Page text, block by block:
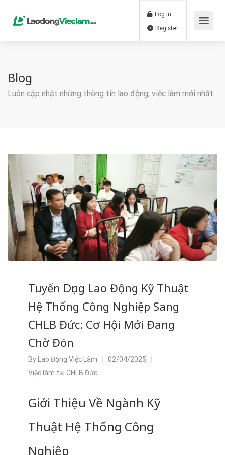
Log In
Blog
Luôn cập nhật những thông tin lao động, việc làm mới nhất
Tuyển Dụng Lao Động Kỹ Thuật
Hệ Thống Công Nghiệp Sang
CHLB Đức: Cơ Hội Mới Đang
Chờ Đón
By Lao Động Việc Làm
02/04/2025
Việc làm tại CHLB Đức
Giới Thiệu Về Ngành Kỹ
Thuật Hệ Thống Công
Nghiệp